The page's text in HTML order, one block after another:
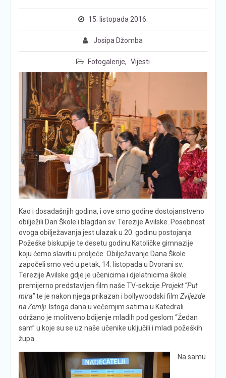
15. listopada 2016.
Josipa Džomba
Fotogalerije, Vijesti
Kao i dosadašnjih godina, i ove smo godine dostojanstveno
obilježili Dan Škole i blagdan sv. Terezije Avilske. Posebnost
ovoga obilježavanja jest ulazak u 20. godinu postojanja
Požeške biskupije te desetu godinu Katoličke gimnazije
koju ćemo slaviti u proljeće. Obilježavanje Dana Škole
započeli smo već u petak, 14. listopada u Dvorani sv.
Terezije Avilske gdje je učenicima i djelatnicima škole
premijerno predstavljen film naše TV-sekcije Projekt “Put
mira”te je nakon njega prikazan i bollywoodski film Zvijezde
na Zemlji. Istoga dana u večernjim satima u Katedrali
održano je molitveno bdijenje mladih pod geslom “Žedan
sam” u koje su se uz naše učenike uključili i mladi požeških
župa.
Na samu